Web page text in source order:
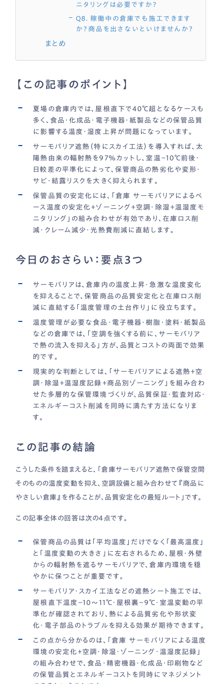
ニタリングは必要ですか？
Q8. 稼働中の倉庫でも施工できます
か？商品を出さないといけませんか？
まとめ
【この記事のポイント】
夏場の倉庫内では、屋根直下で40℃超となるケースも
多く、食品・化成品・電子機器・紙製品などの保管品質
に影響する温度・湿度上昇が問題になっています。
サーモバリア遮熱（特にスカイ工法）を導入すれば、太
陽熱由来の輻射熱を97％カットし、室温−10℃前後・
日較差の平準化によって、保管商品の熱劣化や変形・
サビ・結露リスクを大きく抑えられます。
保管品質の安定化には、「倉庫 サーモバリアによるベ
ース温度の安定化＋ゾーニング＋空調・除湿＋温湿度モ
ニタリング」の組み合わせが有効であり、在庫ロス削
減・クレーム減少・光熱費削減に直結します。
今日のおさらい：要点3つ
サーモバリアは、倉庫内の温度上昇・急激な温度変化
を抑えることで、保管商品の品質安定化と在庫ロス削
減に直結する「温度管理の土台作り」に役立ちます。
温度管理が必要な食品・電子機器・樹脂・塗料・紙製品
などの倉庫では、「空調を強くする前に、サーモバリア
で熱の流入を抑える」方が、品質とコストの両面で効果
的です。
現実的な判断としては、「サーモバリアによる遮熱＋空
調・除湿＋温湿度記録＋商品別ゾーニング」を組み合わ
せた多層的な保管環境づくりが、品質保証・監査対応・
エネルギーコスト削減を同時に満たす方法になりま
す。
この記事の結論
こうした条件を踏まえると、「倉庫サーモバリア遮熱で保管空間
そのものの温度変動を抑え、空調設備と組み合わせて『商品に
やさしい倉庫』を作ることが、品質安定化の最短ルート」です。
この記事全体の回答は次の4点です。
保管商品の品質は「平均温度」だけでなく「最高温度」
と「温度変動の大きさ」に左右されるため、屋根・外壁
からの輻射熱を遮るサーモバリアで、倉庫内環境を穏
やかに保つことが重要です。
サーモバリア・スカイ工法などの遮熱シート施工では、
屋根直下温度−10〜11℃・屋根裏−9℃・室温変動の平
準化が確認されており、熱による品質劣化や形状変
化・電子部品のトラブルを抑える効果が期待できます。
この点から分かるのは、「倉庫 サーモバリアによる温度
環境の安定化＋空調・除湿・ゾーニング・温湿度記録」
の組み合わせで、食品・精密機器・化成品・印刷物など
の保管品質とエネルギーコストを同時にマネジメント